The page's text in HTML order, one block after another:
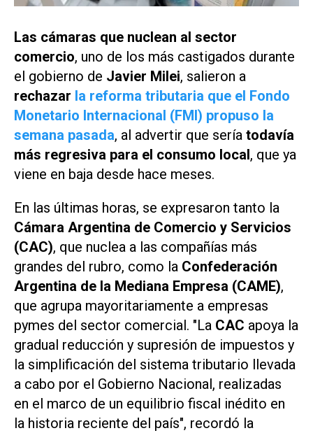
Las cámaras que nuclean al sector
comercio, uno de los más castigados durante
el gobierno de Javier Milei, salieron a
rechazar la reforma tributaria que el Fondo
Monetario Internacional (FMI) propuso la
semana pasada, al advertir que sería todavía
más regresiva para el consumo local, que ya
viene en baja desde hace meses.
En las últimas horas, se expresaron tanto la
Cámara Argentina de Comercio y Servicios
(CAC), que nuclea a las compañías más
grandes del rubro, como la Confederación
Argentina de la Mediana Empresa (CAME),
que agrupa mayoritariamente a empresas
pymes del sector comercial. "La CAC apoya la
gradual reducción y supresión de impuestos y
la simplificación del sistema tributario llevada
a cabo por el Gobierno Nacional, realizadas
en el marco de un equilibrio fiscal inédito en
la historia reciente del país", recordó la